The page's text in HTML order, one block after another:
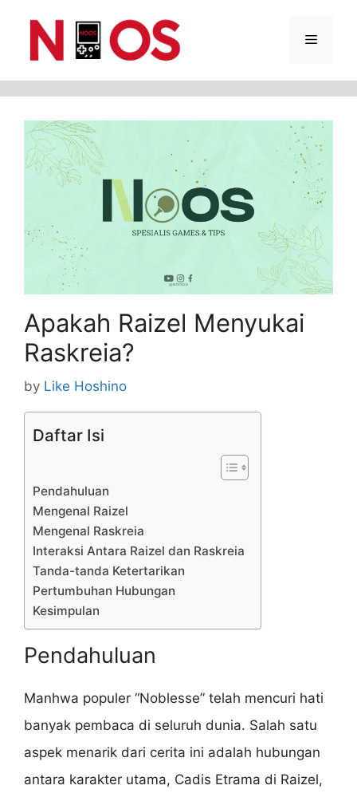
Menu
Apakah Raizel Menyukai
Raskreia?
by Like Hoshino
Daftar Isi
Pendahuluan
Mengenal Raizel
Mengenal Raskreia
Interaksi Antara Raizel dan Raskreia
Tanda-tanda Ketertarikan
Pertumbuhan Hubungan
Kesimpulan
Pendahuluan
Manhwa populer “Noblesse” telah mencuri hati
banyak pembaca di seluruh dunia. Salah satu
aspek menarik dari cerita ini adalah hubungan
antara karakter utama, Cadis Etrama di Raizel,